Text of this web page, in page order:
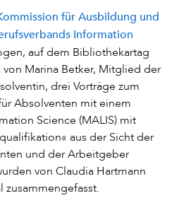
für Ausbildung und
Information
auf dem Bibliothekartag
Marina Betker, Mitglied der
drei Vorträge zum
Absolventen mit einem
Science (MALIS) mit
aus der Sicht der
und der Arbeitgeber
von Claudia Hartmann